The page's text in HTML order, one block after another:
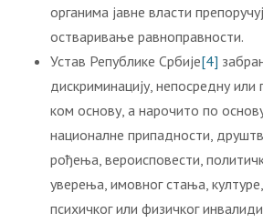
органима јавне власти
остваривање равноправности.
Устав Републике Србије[4]
дискриминацију, непосредну
ком основу, а нарочито по
националне припадности,
рођења, вероисповести,
уверења, имовног стања, културе,
психичког или физичког